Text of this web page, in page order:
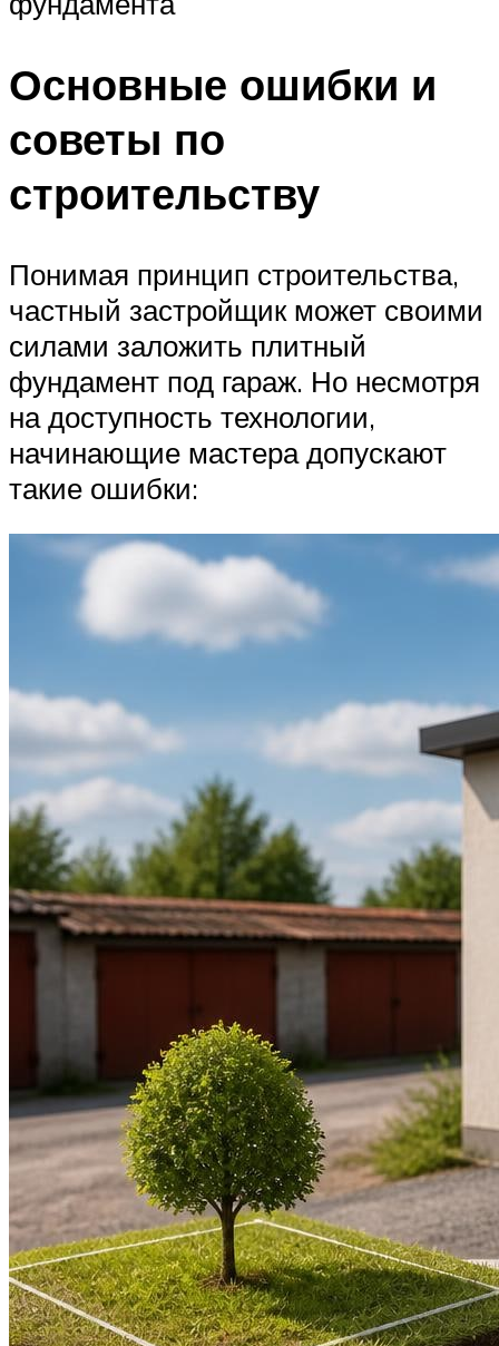
Основные ошибки и
советы по
строительству
Понимая принцип строительства,
частный застройщик может своими
силами заложить плитный
фундамент под гараж. Но несмотря
на доступность технологии,
начинающие мастера допускают
такие ошибки: